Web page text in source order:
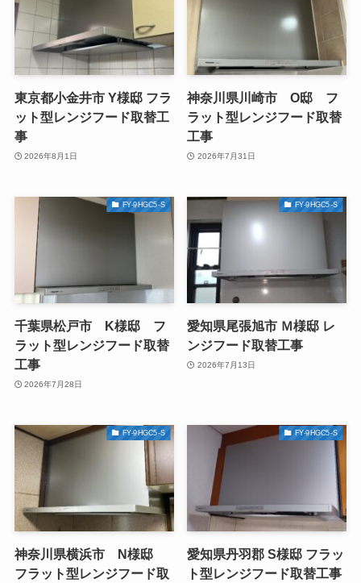
東京都小金井市 Y様邸 フラ
ット型レンジフード取替工
事
2026年8月1日
神奈川県川崎市 O邸 フ
ラット型レンジフード取替
工事
2026年7月31日
FY-9HGC5-S
千葉県松戸市 K様邸 フ
ラット型レンジフード取替
工事
2026年7月28日
FY-9HGC5-S
愛知県尾張旭市 Ｍ様邸 レ
ンジフード取替工事
2026年7月13日
FY-9HGC5-S
神奈川県横浜市 N様邸
フラット型レンジフード取
FY-9HGC5-S
愛知県丹羽郡 S様邸 フラッ
ト型レンジフード取替工事